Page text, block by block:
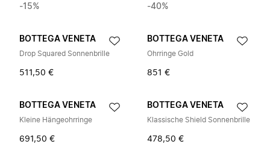
-15%
-40%
BOTTEGA VENETA
Drop Squared Sonnenbrille
511,50 €
BOTTEGA VENETA
Ohrringe Gold
851 €
BOTTEGA VENETA
Kleine Hängeohrringe
691,50 €
BOTTEGA VENETA
Klassische Shield Sonnenbrille
478,50 €